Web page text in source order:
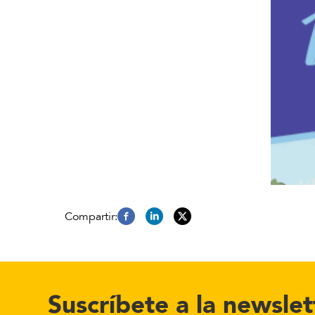
Suscríbete a la